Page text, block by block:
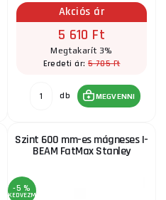
Akciós ár
5 610 Ft
Megtakarít 3%
Eredeti ár:5 785 Ft
db MEGVENNI
Szint 600 mm-es mágneses I-
BEAM FatMax Stanley
-5 %
KEDVEZMÉNY